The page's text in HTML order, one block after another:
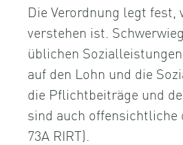
Die Verordnung legt fest,
verstehen ist.
üblichen
auf den Lohn und die
die Pflichtbeiträge und
sind auch offensichtliche
73A RIRT).